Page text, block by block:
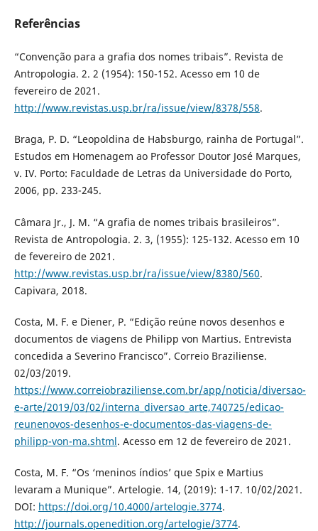
Referências
“Convenção para a grafia dos nomes tribais”. Revista de
Antropologia. 2. 2 (1954): 150-152. Acesso em 10 de
fevereiro de 2021.
http://www.revistas.usp.br/ra/issue/view/8378/558.
Braga, P. D. “Leopoldina de Habsburgo, rainha de Portugal”.
Estudos em Homenagem ao Professor Doutor José Marques,
v. IV. Porto: Faculdade de Letras da Universidade do Porto,
2006, pp. 233-245.
Câmara Jr., J. M. “A grafia de nomes tribais brasileiros”.
Revista de Antropologia. 2. 3, (1955): 125-132. Acesso em 10
de fevereiro de 2021.
http://www.revistas.usp.br/ra/issue/view/8380/560.
Capivara, 2018.
Costa, M. F. e Diener, P. “Edição reúne novos desenhos e
documentos de viagens de Philipp von Martius. Entrevista
concedida a Severino Francisco”. Correio Braziliense.
02/03/2019.
https://www.correiobraziliense.com.br/app/noticia/diversao-
e-arte/2019/03/02/interna_diversao_arte,740725/edicao-
reunenovos-desenhos-e-documentos-das-viagens-de-
philipp-von-ma.shtml. Acesso em 12 de fevereiro de 2021.
Costa, M. F. “Os ‘meninos índios’ que Spix e Martius
levaram a Munique”. Artelogie. 14, (2019): 1-17. 10/02/2021.
DOI: https://doi.org/10.4000/artelogie.3774.
http://journals.openedition.org/artelogie/3774.